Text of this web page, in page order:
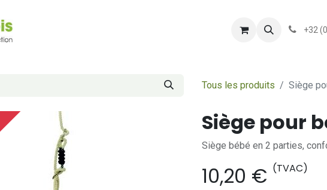
+32
Tous les produits Siège
Siège pour
Siège bébé en 2 parties,
10,20 € (TVAC)